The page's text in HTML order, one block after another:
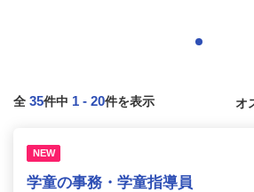
全 35件中 1 - 20件を表示
NEW
学童の事務・学童指導員